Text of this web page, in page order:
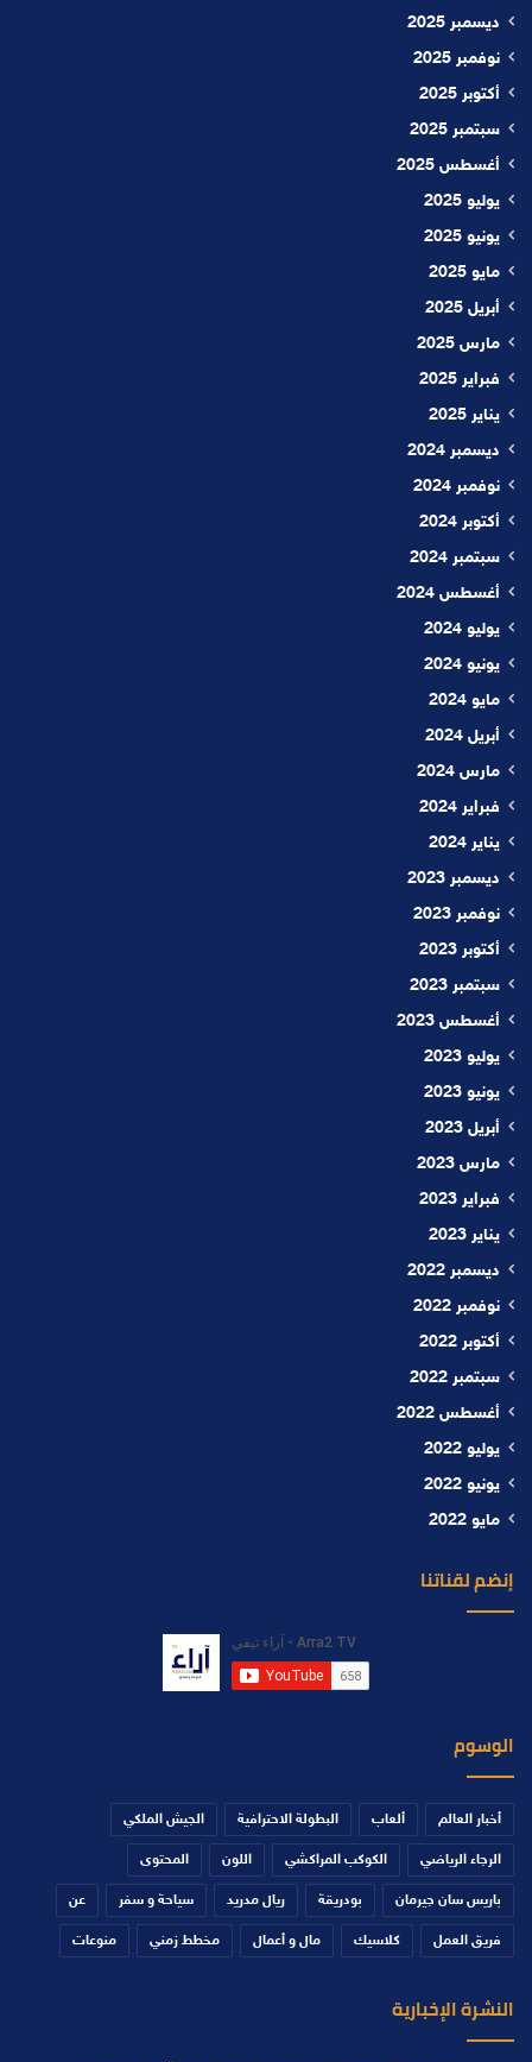
ديسمبر 2025
نوفمبر 2025
أكتوبر 2025
سبتمبر 2025
أغسطس 2025
يوليو 2025
يونيو 2025
مايو 2025
أبريل 2025
مارس 2025
فبراير 2025
يناير 2025
ديسمبر 2024
نوفمبر 2024
أكتوبر 2024
سبتمبر 2024
أغسطس 2024
يوليو 2024
يونيو 2024
مايو 2024
أبريل 2024
مارس 2024
فبراير 2024
يناير 2024
ديسمبر 2023
نوفمبر 2023
أكتوبر 2023
سبتمبر 2023
أغسطس 2023
يوليو 2023
يونيو 2023
أبريل 2023
مارس 2023
فبراير 2023
يناير 2023
ديسمبر 2022
نوفمبر 2022
أكتوبر 2022
سبتمبر 2022
أغسطس 2022
يوليو 2022
يونيو 2022
مايو 2022
إنضم لقناتنا
الوسوم
أخبار العالم ألعاب البطولة الاحترافية الجيش الملكي
الرجاء الرياضي الكوكب المراكشي اللون المحتوى
باريس سان جيرمان بودريقة ريال مدريد سياحة و سفر عن
فريق العمل كلاسيك مال و أعمال مخطط زمني منوعات
النشرة الإخبارية